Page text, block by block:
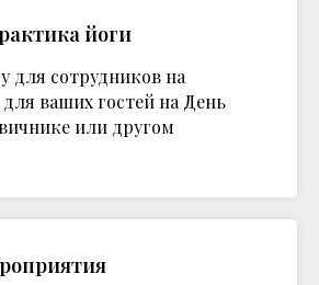
йоги
для сотрудников на
ваших гостей на День
или другом